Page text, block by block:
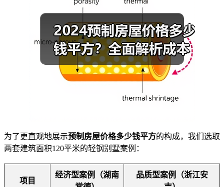
为了更直观地展示预制房屋价格多少钱平方的构成，我们选取
两套建筑面积120平米的轻钢别墅案例：
项目
经济型案例（湖南
品质型案例（浙江安